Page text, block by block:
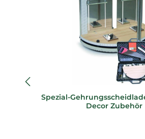
Spezial-
Decor Zubehör